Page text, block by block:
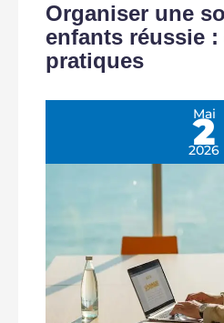
Organiser une
enfants réussie
pratiques
Mai
2
2026